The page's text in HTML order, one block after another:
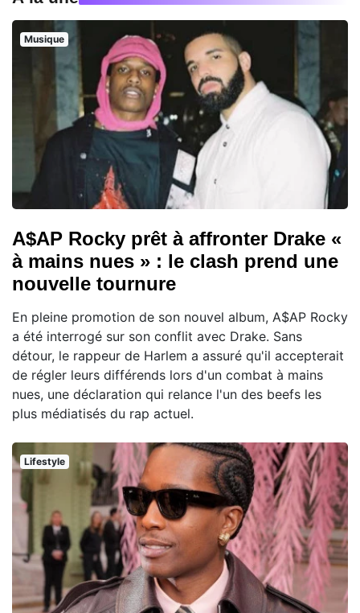
Musique
A$AP Rocky prêt à affronter Drake «
à mains nues » : le clash prend une
nouvelle tournure
En pleine promotion de son nouvel album, A$AP Rocky
a été interrogé sur son conflit avec Drake. Sans
détour, le rappeur de Harlem a assuré qu'il accepterait
de régler leurs différends lors d'un combat à mains
nues, une déclaration qui relance l'un des beefs les
plus médiatisés du rap actuel.
Lifestyle